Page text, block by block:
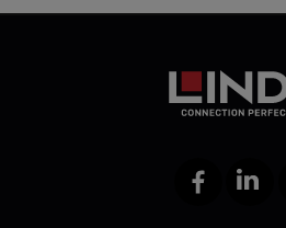
FacebookLinkedIn